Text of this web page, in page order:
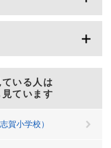
いる人は
ています
賀小学校）